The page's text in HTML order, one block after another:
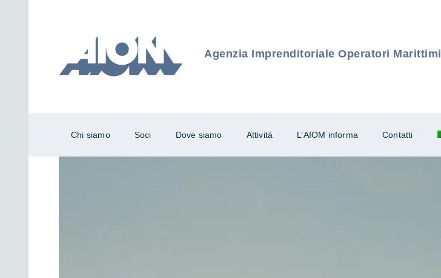
Agenzia Imprenditoriale Operatori Marittimi
Chi siamo Soci Dove siamo Attività L’AIOM informa Contatti